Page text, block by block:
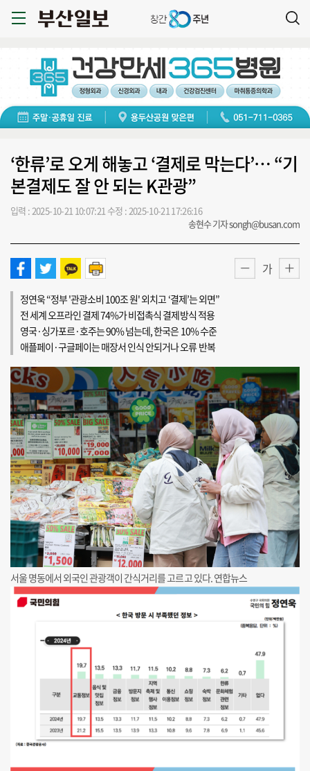
‘한류’로 오게 해놓고 ‘결제로 막는다’… “기
본결제도 잘 안 되는 K관광”
입력 : 2025-10-21 10:07:21 수정 : 2025-10-21 17:26:16
송현수 기자 songh@busan.com
가
정연욱 “정부 '관광소비 100조 원' 외치고 ‘결제’는 외면”
전 세계 오프라인 결제 74%가 비접촉식 결제방식 적용
영국·싱가포르·호주는 90% 넘는데, 한국은 10% 수준
애플페이·구글페이는 매장서 인식 안되거나 오류 반복
서울 명동에서 외국인 관광객이 간식거리를 고르고 있다. 연합뉴스